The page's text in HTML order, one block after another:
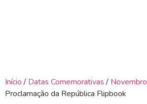
Início / Datas Comemorativas / Novembro
Proclamação da República Flipbook